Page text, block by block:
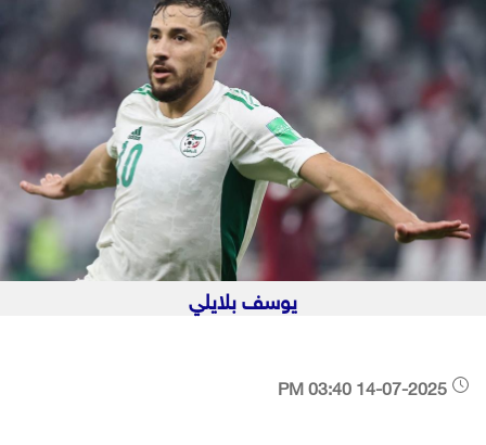
يوسف بلايلي